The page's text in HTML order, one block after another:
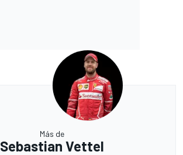
Más de
Sebastian Vettel